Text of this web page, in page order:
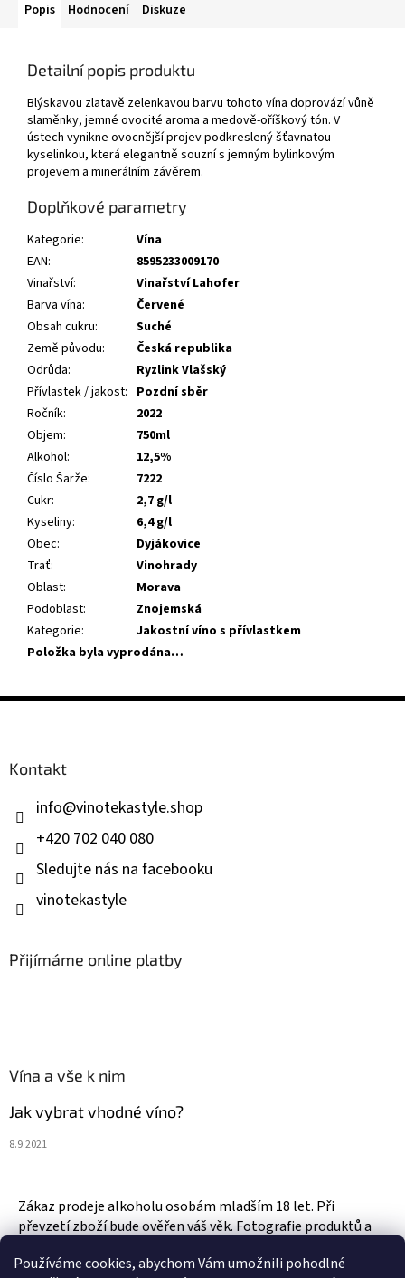
Používáme cookies, abychom Vám umožnili pohodlné
Popis Hodnocení Diskuze
Detailní popis produktu
Blýskavou zlatavě zelenkavou barvu tohoto vína doprovází vůně
slaměnky, jemné ovocité aroma a medově-oříškový tón. V
ústech vynikne ovocnější projev podkreslený šťavnatou
kyselinkou, která elegantně souzní s jemným bylinkovým
projevem a minerálním závěrem.
Doplňkové parametry
Kategorie:
Vína
EAN:
8595233009170
Vinařství:
Vinařství Lahofer
Barva vína:
Červené
Obsah cukru:
Suché
Země původu:
Česká republika
Odrůda:
Ryzlink Vlašský
Přívlastek / jakost: Pozdní sběr
Ročník:
2022
Objem:
750ml
Alkohol:
12,5%
Číslo Šarže:
7222
Cukr:
2,7 g/l
Kyseliny:
6,4 g/l
Obec:
Dyjákovice
Trať:
Vinohrady
Oblast:
Morava
Podoblast:
Znojemská
Kategorie:
Jakostní víno s přívlastkem
Položka byla vyprodána…
Z
Kontakt
info@vinotekastyle.shop
+420 702 040 080
Sledujte nás na facebooku
vinotekastyle
Přijímáme online platby
Vína a vše k nim
Jak vybrat vhodné víno?
8.9.2021
Zákaz prodeje alkoholu osobám mladším 18 let. Při
převzetí zboží bude ověřen váš věk. Fotografie produktů a